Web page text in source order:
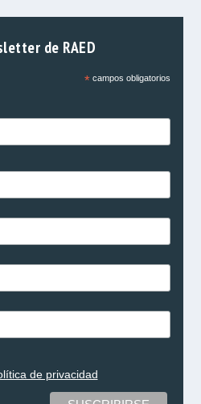
de RAED
*campos obligatorios
de privacidad